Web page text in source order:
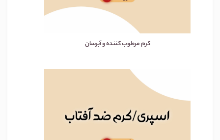
کرم مرطوب کننده و آبرسان